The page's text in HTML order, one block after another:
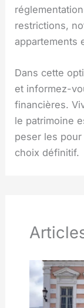
restrictions,
appartements
Dans cette
et informez-
financières.
le patrimoine
peser les
choix définitif.